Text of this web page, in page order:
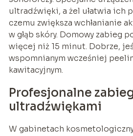
ultradźwięki, a żel ułatwia ich
czemu zwiększa wchłanianie
w głąb skóry. Domowy zabieg
więcej niż 15 minut. Dobrze,
wspomnianym wcześniej
kawitacyjnym.
Profesjonalne
ultradźwiękami
W gabinetach